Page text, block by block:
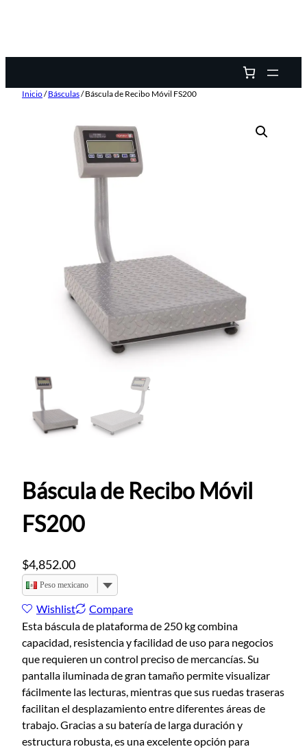
Inicio/Básculas/ Báscula de Recibo Móvil FS200
Báscula de Recibo Móvil
FS200
$4,852.00
Peso mexicano
Wishlist
Compare
Esta báscula de plataforma de 250 kg combina
capacidad, resistencia y facilidad de uso para negocios
que requieren un control preciso de mercancías. Su
pantalla iluminada de gran tamaño permite visualizar
fácilmente las lecturas, mientras que sus ruedas traseras
facilitan el desplazamiento entre diferentes áreas de
trabajo. Gracias a su batería de larga duración y
estructura robusta, es una excelente opción para